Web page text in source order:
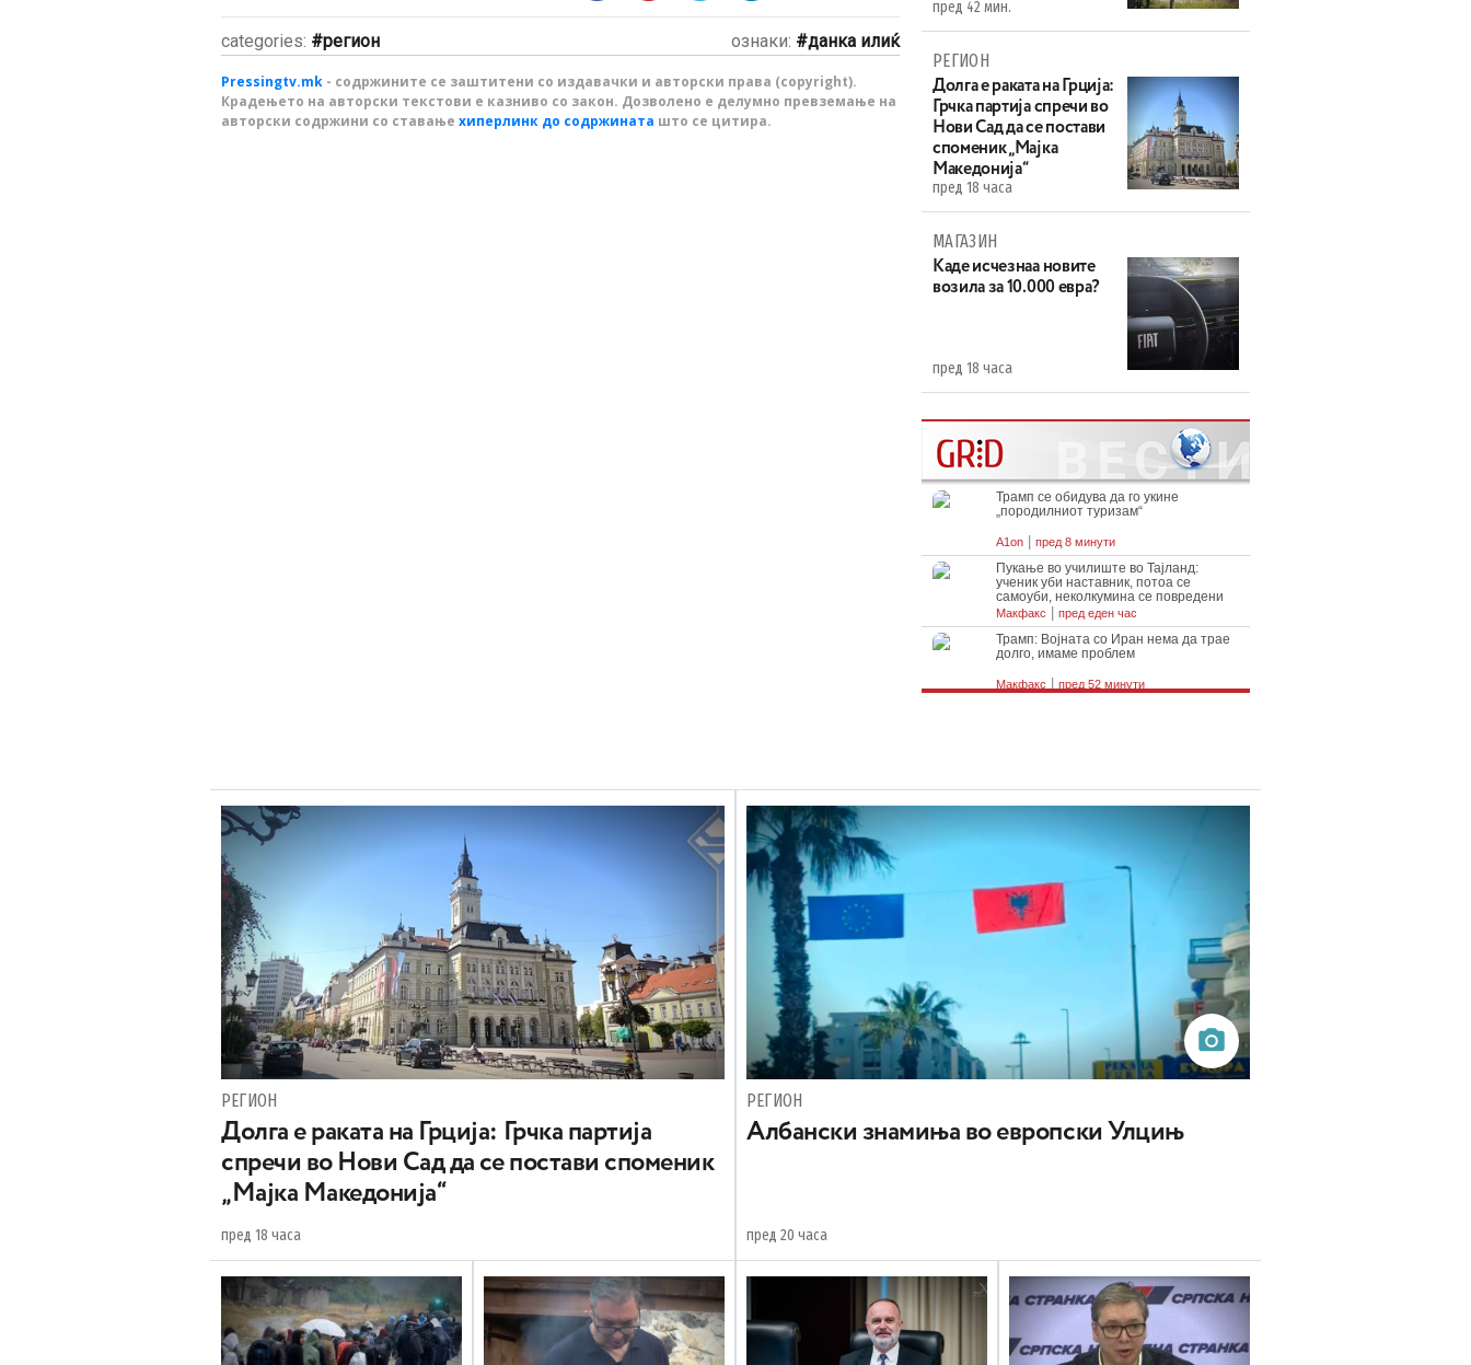
categories: регион ознаки: данка илиќ
Pressingtv.mk - содржините се заштитени со издавачки и авторски права (copyright).
Крадењето на авторски текстови е казниво со закон. Дозволено е делумно превземање на
авторски содржини со ставање хиперлинк до содржината што се цитира.
пред 42 мин.
РЕГИОН
Долга е раката на Грција:
Грчка партија спречи во
Нови Сад да се постави
споменик „Мајка
Македонија“
пред 18 часа
МАГАЗИН
Каде исчезнаа новите
возила за 10.000 евра?
пред 18 часа
РЕГИОН
Долга е раката на Грција: Грчка партија
спречи во Нови Сад да се постави споменик
„Мајка Македонија“
пред 18 часа
РЕГИОН
Aлбански знамиња во европски Улцињ
пред 20 часа